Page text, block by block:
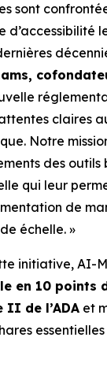
sont
d’accessibilité
claires
Notre
des outils
qui leur
de
échelle. »
initiative, AI-
en 10 points
de l’ADA et